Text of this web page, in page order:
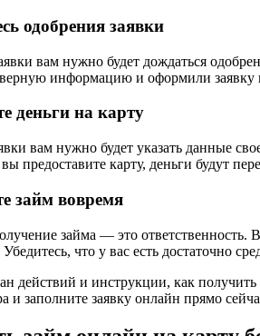
одобрения заявки
вам нужно будет дождаться
информацию и оформили заявку
деньги на карту
вам нужно будет указать данные
предоставите карту, деньги будут
займ вовремя
займа — это
что у вас есть достаточно
действий и инструкции, как
и заполните заявку онлайн прямо